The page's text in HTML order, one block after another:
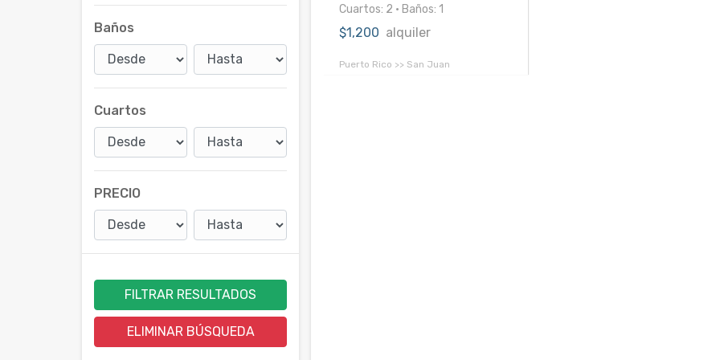
Baños
Cuartos
PRECIO
FILTRAR RESULTADOS
ELIMINAR BÚSQUEDA
Cuartos: 2 • Baños: 1
$1,200 alquiler
Puerto Rico >> San Juan